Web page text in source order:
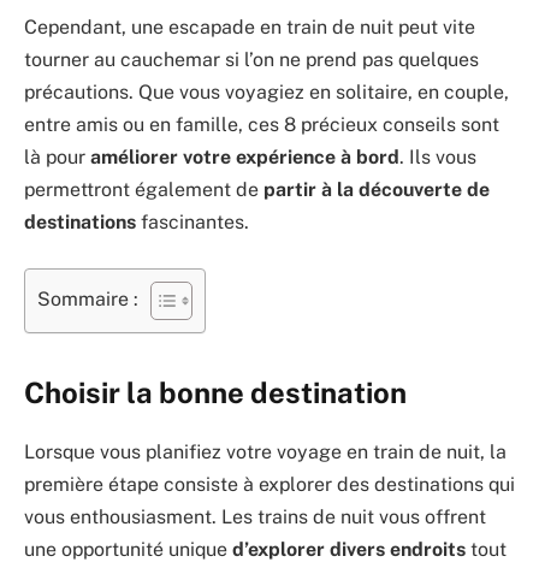
Cependant, une escapade en train de nuit peut vite
tourner au cauchemar si l’on ne prend pas quelques
précautions. Que vous voyagiez en solitaire, en couple,
entre amis ou en famille, ces 8 précieux conseils sont
là pour améliorer votre expérience à bord. Ils vous
permettront également de partir à la découverte de
destinations fascinantes.
Sommaire :
Choisir la bonne destination
Lorsque vous planifiez votre voyage en train de nuit, la
première étape consiste à explorer des destinations qui
vous enthousiasment. Les trains de nuit vous offrent
une opportunité unique d’explorer divers endroits tout